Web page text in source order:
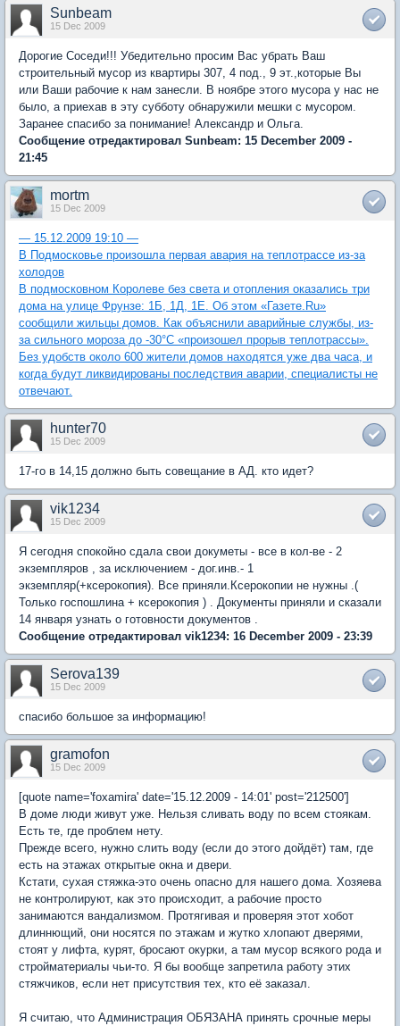
Sunbeam
15 Dec 2009
Дорогие Соседи!!! Убедительно просим Вас убрать Ваш
строительный мусор из квартиры 307, 4 под., 9 эт.,которые Вы
или Ваши рабочие к нам занесли. В ноябре этого мусора у нас не
было, а приехав в эту субботу обнаружили мешки с мусором.
Заранее спасибо за понимание! Александр и Ольга.
Сообщение отредактировал Sunbeam: 15 December 2009 -
21:45
mortm
15 Dec 2009
— 15.12.2009 19:10 —
В Подмосковье произошла первая авария на теплотрассе из-за
холодов
В подмосковном Королеве без света и отопления оказались три
дома на улице Фрунзе: 1Б, 1Д, 1Е. Об этом «Газете.Ru»
сообщили жильцы домов. Как объяснили аварийные службы, из-
за сильного мороза до -30°С «произошел прорыв теплотрассы».
Без удобств около 600 жители домов находятся уже два часа, и
когда будут ликвидированы последствия аварии, специалисты не
отвечают.
hunter70
15 Dec 2009
17-го в 14,15 должно быть совещание в АД. кто идет?
vik1234
15 Dec 2009
Я сегодня спокойно сдала свои докуметы - все в кол-ве - 2
экземпляров , за исключением - дог.инв.- 1
экземпляр(+ксерокопия). Все приняли.Ксерокопии не нужны .(
Только госпошлина + ксерокопия ) . Документы приняли и сказали
14 января узнать о готовности документов .
Сообщение отредактировал vik1234: 16 December 2009 - 23:39
Serova139
15 Dec 2009
спасибо большое за информацию!
gramofon
15 Dec 2009
[quote name='foxamira' date='15.12.2009 - 14:01' post='212500']
В доме люди живут уже. Нельзя сливать воду по всем стоякам.
Есть те, где проблем нету.
Прежде всего, нужно слить воду (если до этого дойдёт) там, где
есть на этажах открытые окна и двери.
Кстати, сухая стяжка-это очень опасно для нашего дома. Хозяева
не контролируют, как это происходит, а рабочие просто
занимаются вандализмом. Протягивая и проверяя этот хобот
длиннющий, они носятся по этажам и жутко хлопают дверями,
стоят у лифта, курят, бросают окурки, а там мусор всякого рода и
стройматериалы чьи-то. Я бы вообще запретила работу этих
стяжчиков, если нет присутствия тех, кто её заказал.
Я считаю, что Администрация ОБЯЗАНА принять срочные меры